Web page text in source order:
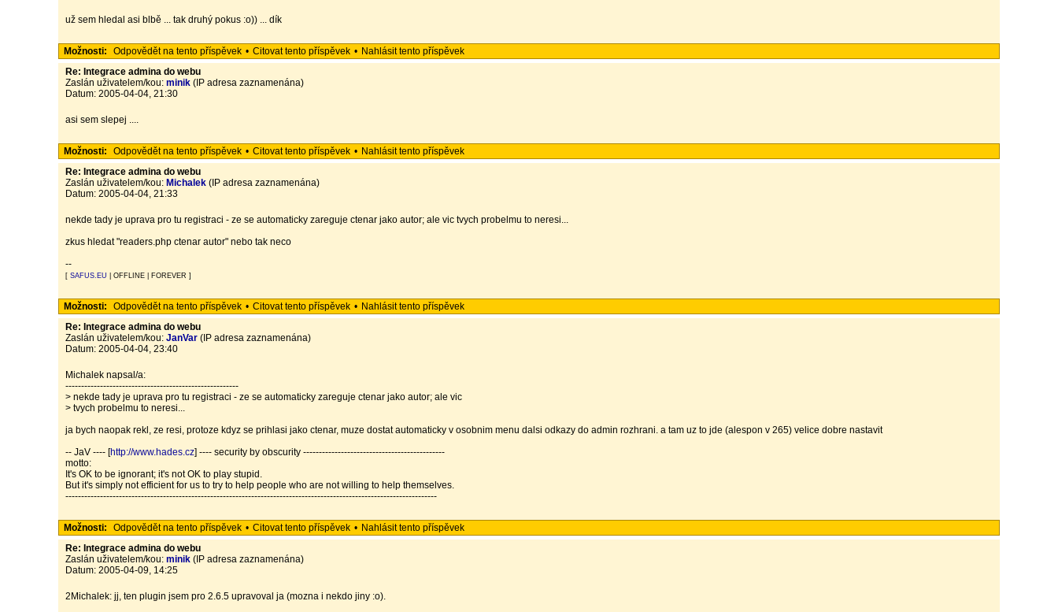
už sem hledal asi blbě ... tak druhý pokus :o)) ... dík
Možnosti: Odpovědět na tento příspěvek • Citovat tento příspěvek • Nahlásit tento příspěvek
Re: Integrace admina do webu
Zaslán uživatelem/kou:minik (IP adresa zaznamenána)
Datum: 2005-04-04, 21:30
asi sem slepej ....
Možnosti: Odpovědět na tento příspěvek • Citovat tento příspěvek • Nahlásit tento příspěvek
Re: Integrace admina do webu
Zaslán uživatelem/kou: Michalek (IP adresa zaznamenána)
Datum: 2005-04-04, 21:33
nekde tady je uprava pro tu registraci - ze se automaticky zareguje ctenar jako autor; ale vic tvych probelmu to neresi...
zkus hledat "readers.php ctenar autor" nebo tak neco
--
[SAFUS.EU | OFFLINE | FOREVER ]
Možnosti: Odpovědět na tento příspěvek • Citovat tento příspěvek • Nahlásit tento příspěvek
Re: Integrace admina do webu
Zaslán uživatelem/kou:JanVar (IP adresa zaznamenána)
Datum: 2005-04-04, 23:40
Michalek napsal/a:
-------------------------------------------------------
> nekde tady je uprava pro tu registraci - ze se automaticky zareguje ctenar jako autor; ale vic
> tvych probelmu to neresi...
ja bych naopak rekl, ze resi, protoze kdyz se prihlasi jako ctenar, muze dostat automaticky v osobnim menu dalsi odkazy do admin rozhrani. a tam uz to jde (alespon v 265) velice dobre nastavit
-- JaV ---- [http://www.hades.cz] ---- security by obscurity ---------------------------------------------
motto:
It's OK to be ignorant; it's not OK to play stupid.
But it's simply not efficient for us to try to help people who are not willing to help themselves.
----------------------------------------------------------------------------------------------------------------------
Možnosti: Odpovědět na tento příspěvek • Citovat tento příspěvek • Nahlásit tento příspěvek
Re: Integrace admina do webu
Zaslán uživatelem/kou:minik (IP adresa zaznamenána)
Datum: 2005-04-09, 14:25
2Michalek: jj, ten plugin jsem pro 2.6.5 upravoval ja (mozna i nekdo jiny :o).